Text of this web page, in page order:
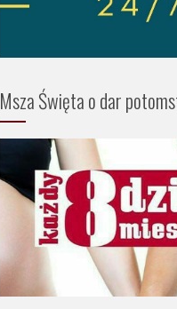
Msza Święta o dar